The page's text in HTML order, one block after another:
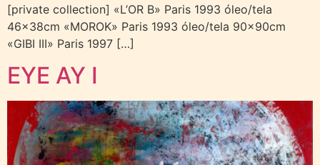
[private collection] «L’OR B» Paris 1993 óleo/tela
46x38cm «MOROK» Paris 1993 óleo/tela 90x90cm
«GIBI III» Paris 1997 […]
EYE AY I